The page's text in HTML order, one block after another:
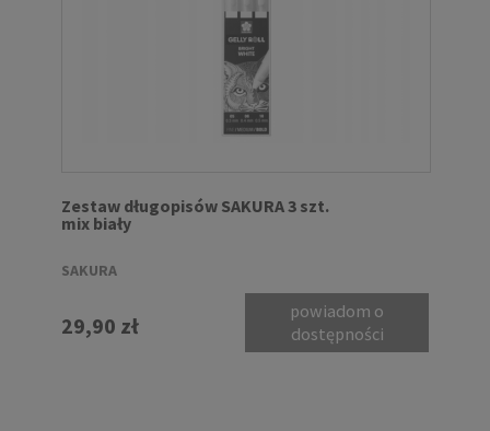
Zestaw długopisów SAKURA 3 szt.
mix biały
SAKURA
29,90 zł
powiadom o
dostępności